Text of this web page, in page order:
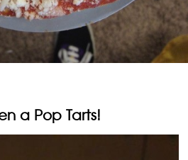
a Pop Tarts!